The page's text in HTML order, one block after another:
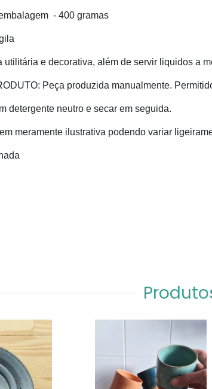
- 400 gramas
utilitária e decorativa, além de servir liquidos a
Peça produzida manualmente.
detergente neutro e secar em seguida.
meramente ilustrativa podendo variar